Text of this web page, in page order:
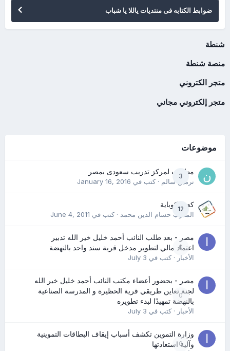
ضوابط الكتابه فى منتديات ياللا يا شباب
شنطة
منصة شنطة
متجر الكتروني
متجر إلكتروني مجاني
موضوعات
3
مطلوب لمركز تدريب سعودى بمصر
نرمين سالم· كتب في January 16, 2016
12
كعب كوباية
المدرب حسام الدين محمد· كتب في June 4, 2011
0
مصر - بعد طلب النائب أحمد خليل خير الله تدبير
اعتماد مالي لتطوير مدخل قرية سند واحد بالنهضة
الأخبار· كتب في July 3
0
مصر - بحضور أعضاء مكتب النائب أحمد خليل خير الله
لجنة تعاين طريقي قرية الحظيرة و المدرسة الصناعية
بالنهضة تمهيدًا لبدء تطويره
الأخبار· كتب في July 3
0
وزارة التموين تكشف أسباب إيقاف البطاقات التموينية
وآلية استعادتها